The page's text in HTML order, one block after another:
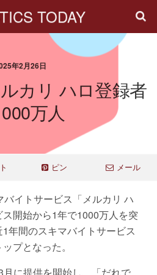
TODAY
年2月26日
カリ ハロ登録者
万人
ピン メール
イトサービス「メルカリ ハ
開始から1年で1000万人を突
年間のスキマバイトサービス
プとなった。